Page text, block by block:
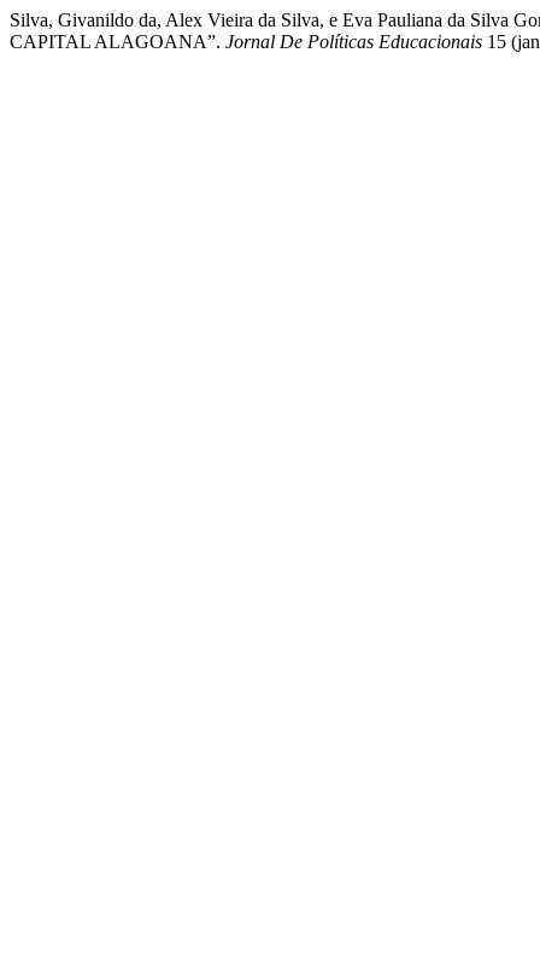
Silva, Givanildo da, Alex Vieira da Silva, e Eva Pauliana da Silva
CAPITAL ALAGOANA”. Jornal De Políticas Educacionais 15